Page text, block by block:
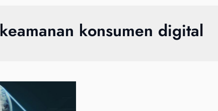
keamanan konsumen digital